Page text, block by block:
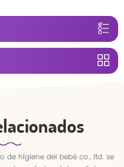
de higiene del bebé co., ltd. se